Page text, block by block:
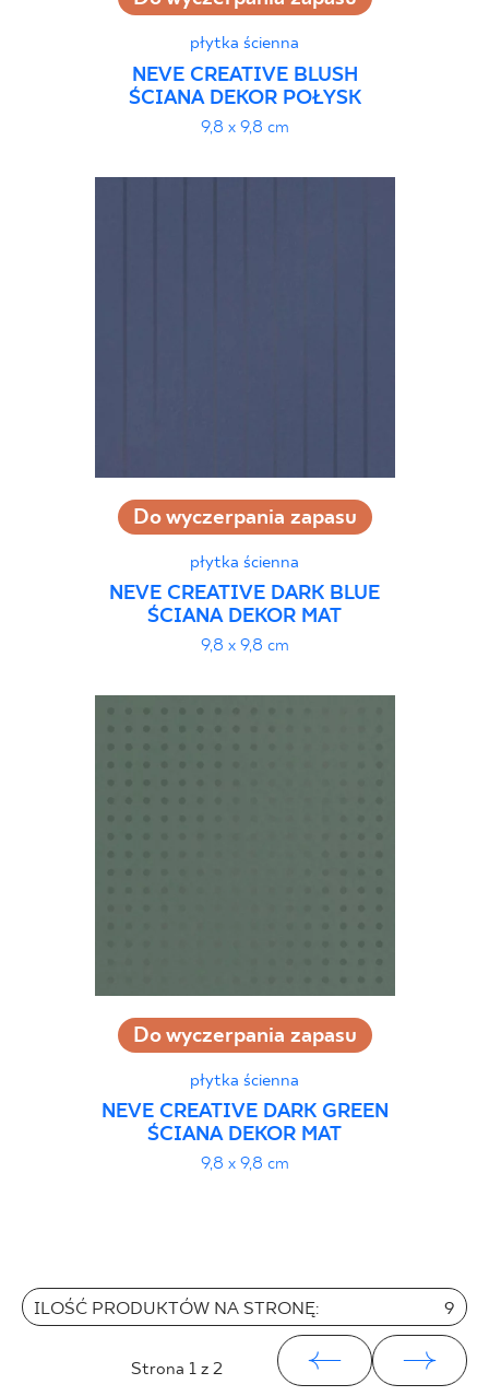
płytka ścienna
NEVE CREATIVE BLUSH
ŚCIANA DEKOR POŁYSK
9,8 x 9,8 cm
Do wyczerpania zapasu
płytka ścienna
NEVE CREATIVE DARK BLUE
ŚCIANA DEKOR MAT
9,8 x 9,8 cm
Do wyczerpania zapasu
płytka ścienna
NEVE CREATIVE DARK GREEN
ŚCIANA DEKOR MAT
9,8 x 9,8 cm
ILOŚĆ PRODUKTÓW NA STRONĘ: 9
Strona 1 z 2